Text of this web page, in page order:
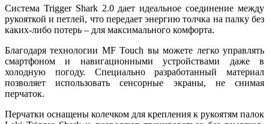
Система Trigger Shark 2.0 дает идеальное соединение между
рукояткой и петлей, что передает энергию толчка на палку без
каких-либо потерь – для максимального комфорта.
Благодаря технологии MF Touch вы можете легко управлять
смартфоном и навигационными устройствами даже в
холодную погоду. Специально разработанный материал
позволяет использовать сенсорные экраны, не снимая
перчаток.
Перчатки оснащены колечком для крепления к рукоятям палок